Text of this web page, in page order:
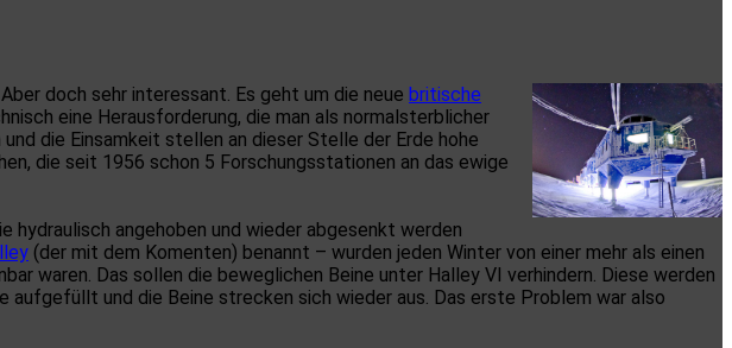
doch sehr interessant. Es geht um die neue britische
eine Herausforderung, die man als normalsterblicher
die Einsamkeit stellen an dieser Stelle der Erde hohe
die seit 1956 schon 5 Forschungsstationen an das ewige
hydraulisch angehoben und wieder abgesenkt werden
(der mit dem Komenten) benannt – wurden jeden Winter von einer mehr als einen
waren. Das sollen die beweglichen Beine unter Halley VI verhindern. Diese werden
aufgefüllt und die Beine strecken sich wieder aus. Das erste Problem war also